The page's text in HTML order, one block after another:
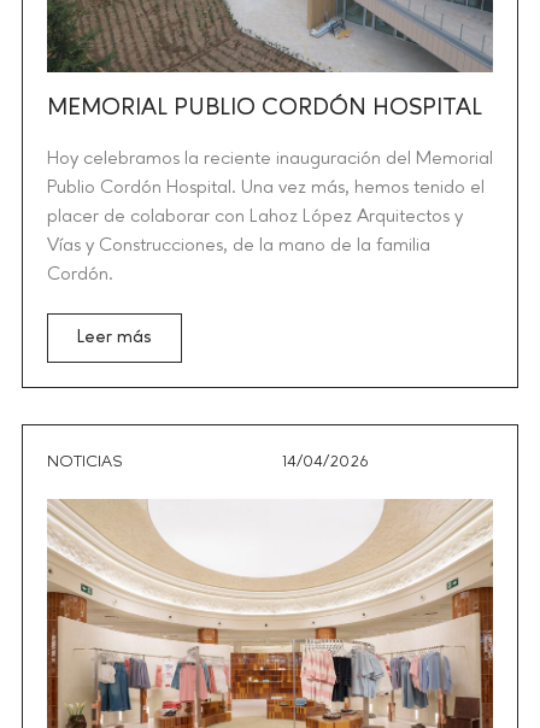
MEMORIAL PUBLIO CORDÓN HOSPITAL
Hoy celebramos la reciente inauguración del Memorial
Publio Cordón Hospital. Una vez más, hemos tenido el
placer de colaborar con Lahoz López Arquitectos y
Vías y Construcciones, de la mano de la familia
Cordón.
Leer más
NOTICIAS 14/04/2026